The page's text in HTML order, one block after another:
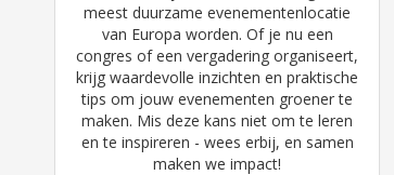
meest duurzame evenementenlocatie
van Europa worden. Of je nu een
congres of een vergadering organiseert,
krijg waardevolle inzichten en praktische
tips om jouw evenementen groener te
maken. Mis deze kans niet om te leren
en te inspireren - wees erbij, en samen
maken we impact!